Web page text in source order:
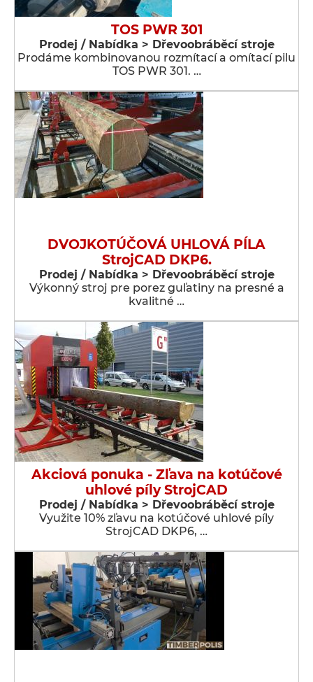
TOS PWR 301
Prodej / Nabídka > Dřevoobráběcí stroje
Prodáme kombinovanou rozmítací a omítací pilu
TOS PWR 301. …
DVOJKOTÚČOVÁ UHLOVÁ PÍLA
StrojCAD DKP6.
Prodej / Nabídka > Dřevoobráběcí stroje
Výkonný stroj pre porez guľatiny na presné a
kvalitné …
Akciová ponuka - Zľava na kotúčové
uhlové píly StrojCAD
Prodej / Nabídka > Dřevoobráběcí stroje
Využite 10% zľavu na kotúčové uhlové píly
StrojCAD DKP6, …